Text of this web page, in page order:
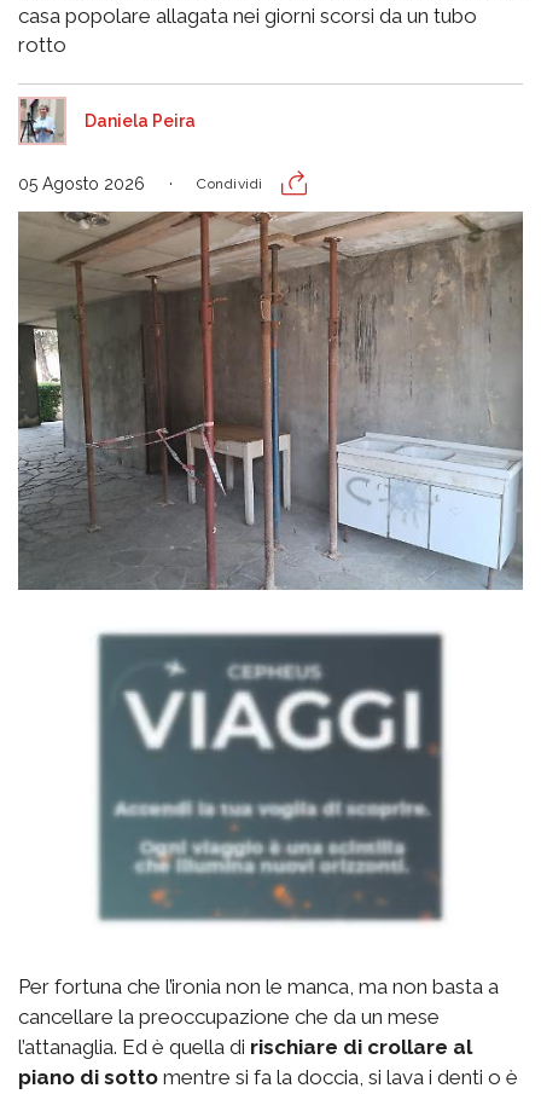
casa popolare allagata nei giorni scorsi da un tubo
rotto
Daniela Peira
05 Agosto 2026 Condividi
Per fortuna che l’ironia non le manca, ma non basta a
cancellare la preoccupazione che da un mese
l’attanaglia. Ed è quella di rischiare di crollare al
piano di sotto mentre si fa la doccia, si lava i denti o è